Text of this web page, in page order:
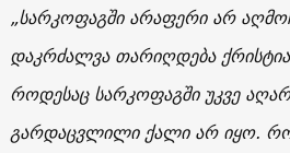
„სარკოფაგში არაფერი არ
დაკრძალვა თარიღდება
როდესაც სარკოფაგში უკვე
გარდაცვლილი ქალი არ იყო.